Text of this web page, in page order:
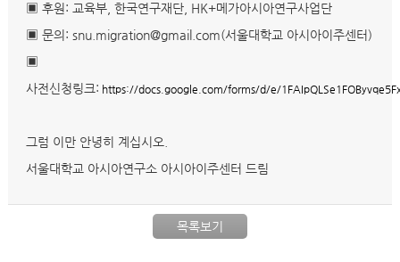
▣ 후원: 교육부, 한국연구재단, HK+메가아시아연구사업단
▣ 문의: snu.migration@gmail.com(서울대학교 아시아이주센터)
▣
사전신청링크: https://docs.google.com/forms/d/e/
그럼 이만 안녕히 계십시오.
서울대학교 아시아연구소 아시아이주센터 드림
목록보기